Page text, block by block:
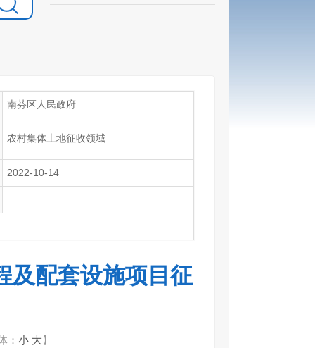
南芬区人民政府
农村集体土地征收领域
2022-10-14
及配套设施项目征
： 小 大】